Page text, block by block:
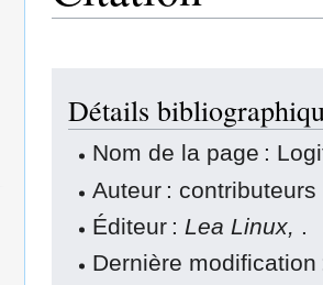
navigation
recherche
Détails
Nom de la page :
Auteur :
Éditeur : Lea Linux, .
Dernière